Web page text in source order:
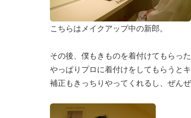
こちらはメイクアップ中の新郎。
その後、僕もきものを着付けてもらった
やっぱりプロに着付けをしてもらうとキ
補正もきっちりやってくれるし、ぜん